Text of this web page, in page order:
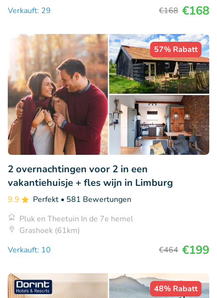
Verkauft: 29
€168 €168
57% Rabatt
2 overnachtingen voor 2 in een
vakantiehuisje + fles wijn in Limburg
9.9 Perfekt • 581 Bewertungen
Pluk en Theetuin In de 7e hemel
Grashoek (61km)
Verkauft: 10
€464 €199
48% Rabatt